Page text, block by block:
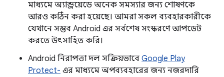
মাধ্যমে অ্যান্ড্রয়েডে অনেক সমস্যার জন্য শোষণকে
আরও কঠিন করা হয়েছে। আমরা সকল ব্যবহারকারীকে
যেখানে সম্ভব Android এর সর্বশেষ সংস্করণে আপডেট
করতে উৎসাহিত করি।
Android নিরাপত্তা দল সক্রিয়ভাবে Google Play
Protect- এর মাধ্যমে অপব্যবহারের জন্য নজরদারি